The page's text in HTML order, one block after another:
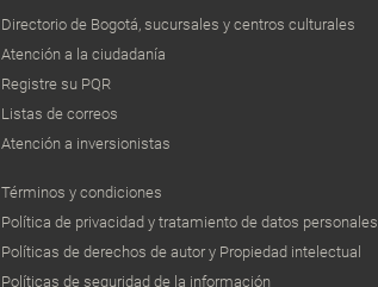
Directorio de Bogotá, sucursales y centros culturales
Atención a la ciudadanía
Registre su PQR
Listas de correos
Atención a inversionistas
Términos y condiciones
Política de privacidad y tratamiento de datos personales
Políticas de derechos de autor y Propiedad intelectual
Políticas de seguridad de la información